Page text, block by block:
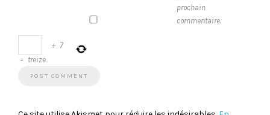
prochain
commentaire.
+ 7
= treize